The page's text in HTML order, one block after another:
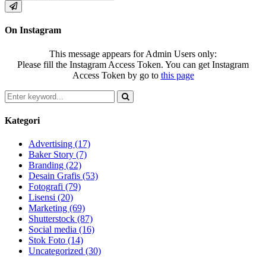
On Instagram
This message appears for Admin Users only:
Please fill the Instagram Access Token. You can get Instagram
Access Token by go to this page
Search
for:
Search
Kategori
Advertising (17)
Baker Story (7)
Branding (22)
Desain Grafis (53)
Fotografi (79)
Lisensi (20)
Marketing (69)
Shutterstock (87)
Social media (16)
Stok Foto (14)
Uncategorized (30)